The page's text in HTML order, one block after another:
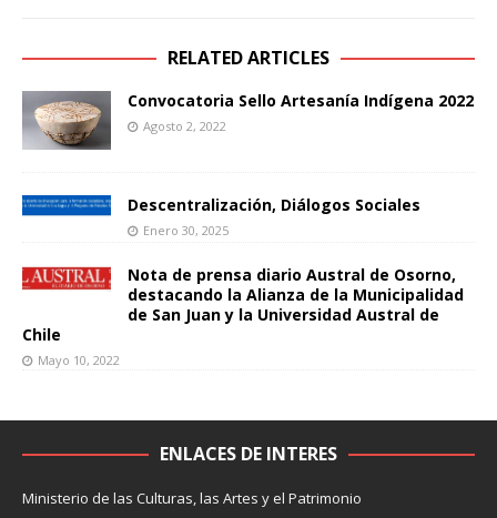
RELATED ARTICLES
Convocatoria Sello Artesanía Indígena 2022
Agosto 2, 2022
Descentralización, Diálogos Sociales
Enero 30, 2025
Nota de prensa diario Austral de Osorno,
destacando la Alianza de la Municipalidad
de San Juan y la Universidad Austral de
Chile
Mayo 10, 2022
ENLACES DE INTERES
Ministerio de las Culturas, las Artes y el Patrimonio